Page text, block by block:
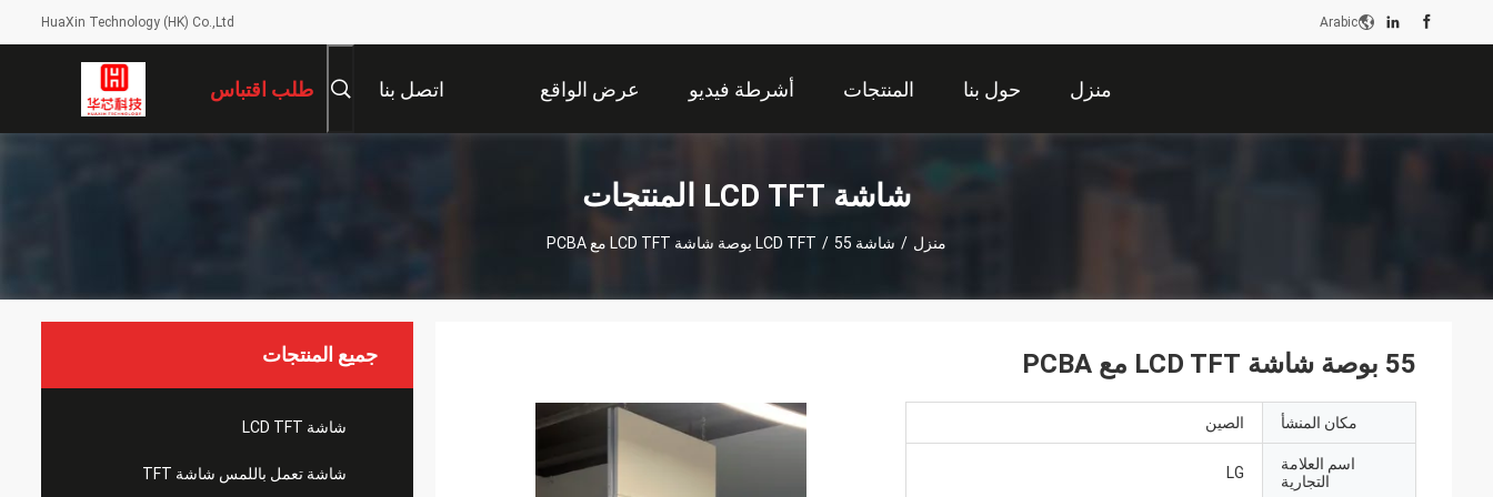
HuaXin Technology (HK) Co.,Ltd Arabic
منزل حول بنا المنتجات أشرطة فيديو عرض الواقع
الافتراضي
اتصل بنا طلب اقتباس
شاشة LCD TFT المنتجات
منزل / شاشة LCD TFT / 55 بوصة شاشة LCD TFT مع PCBA
جميع المنتجات
شاشة LCD TFT
شاشة تعمل باللمس شاشة TFT
55 بوصة شاشة LCD TFT مع PCBA
مكان المنشأ الصين
اسم العلامة
التجارية
LG